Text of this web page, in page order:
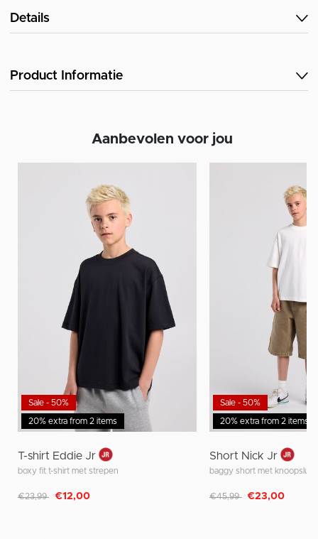
Details
Product Informatie
Aanbevolen voor jou
20% extra from 2 items
Sale - 50%
T-shirt Eddie Jr
boxy fit t-shirt met strepen
Afgeprijsd van
€23,99 naar
€12,00
20% extra from 2 items
Sale - 50%
Short Nick Jr
baggy short met
Afgeprijsd van
€45,99 naar
€23,00